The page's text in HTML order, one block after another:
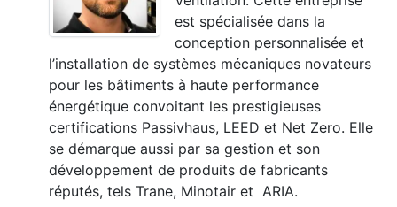
est spécialisée dans la
conception personnalisée et
l’installation de systèmes mécaniques novateurs
pour les bâtiments à haute performance
énergétique convoitant les prestigieuses
certifications Passivhaus, LEED et Net Zero. Elle
se démarque aussi par sa gestion et son
développement de produits de fabricants
réputés, tels Trane, Minotair et ARIA.